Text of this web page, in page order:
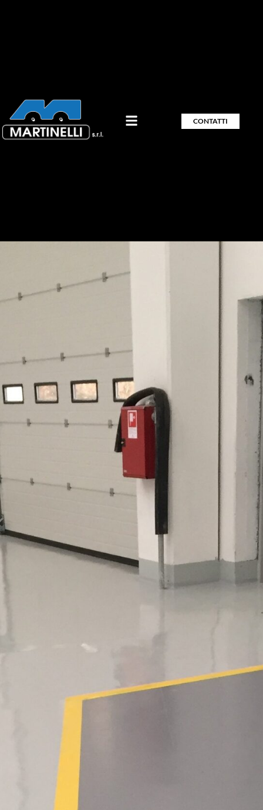
CONTATTI